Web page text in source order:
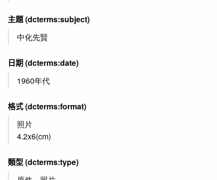
主題(dcterms:subject)
中化先賢
日期(dcterms:date)
1960年代
格式(dcterms:format)
照片
4.2x6(cm)
類型(dcterms:type)